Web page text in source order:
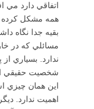
اتفاقي دارد مي
همه مشكل كرده
بقيه جدا نگاه
مسائلي كه در
ندارد. بسياري
شخصيت حقيقي
اين همان چيزي
اهميت ندارد.